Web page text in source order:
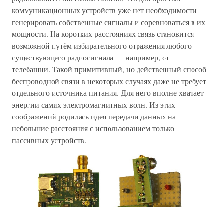
коммуникационных устройств уже нет необходимости
генерировать собственные сигналы и соревноваться в их
мощности. На коротких расстояниях связь становится
возможной путём избирательного отражения любого
существующего радиосигнала — например, от
телебашни. Такой примитивный, но действенный способ
беспроводной связи в некоторых случаях даже не требует
отдельного источника питания. Для него вполне хватает
энергии самих электромагнитных волн. Из этих
соображений родилась идея передачи данных на
небольшие расстояния с использованием только
пассивных устройств.